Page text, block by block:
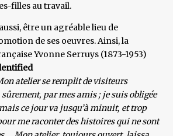
filles au travail.
être un agréable lieu de
de ses oeuvres. Ainsi, la
Yvonne Serruys (1873-1953)
atelier se remplit de visiteurs
par mes amis ; je suis obligée
ce jour va jusqu’à minuit, et trop
me raconter des histoires qui ne sont